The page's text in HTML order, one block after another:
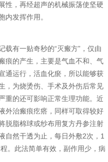
性，再经超声的机械振荡使坚硬
内发挥作用。
有一贴奇秒的“灭瘢方”，仅由
痕的产生，主要是气血不和、气
通运行，活血化瘀，所以能够获
，为烧烫伤、手术及外伤后常见
重的还可影响正常生理功能。近
外治瘢痕疙瘩，同样可取得较好
脱脂棉球或纱布用复方丹参注射
自然干透为止，每日外敷2次，1
。此法简单有效，副作用少，病